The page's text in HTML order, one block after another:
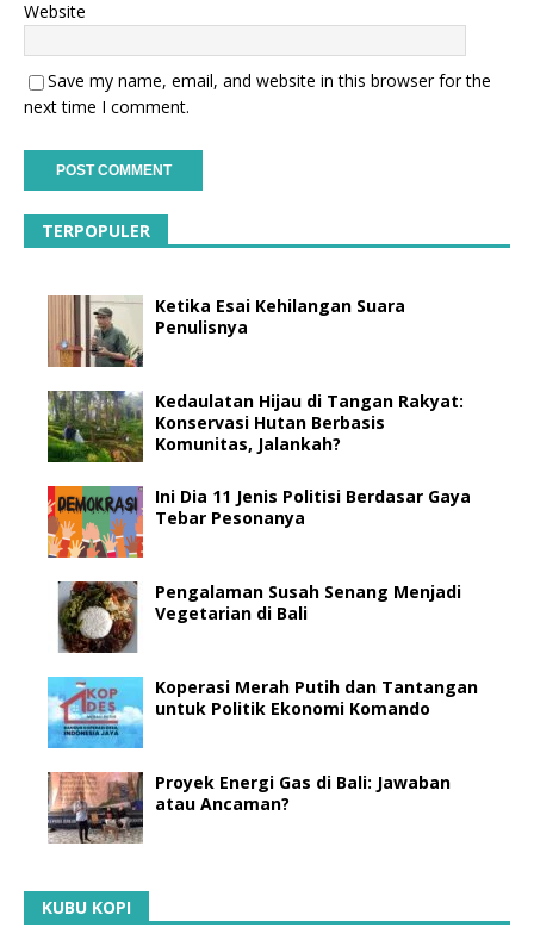
Website
Save my name, email, and website in this browser for the
next time I comment.
TERPOPULER
Ketika Esai Kehilangan Suara
Penulisnya
Kedaulatan Hijau di Tangan Rakyat:
Konservasi Hutan Berbasis
Komunitas, Jalankah?
Ini Dia 11 Jenis Politisi Berdasar Gaya
Tebar Pesonanya
Pengalaman Susah Senang Menjadi
Vegetarian di Bali
Koperasi Merah Putih dan Tantangan
untuk Politik Ekonomi Komando
Proyek Energi Gas di Bali: Jawaban
atau Ancaman?
KUBU KOPI